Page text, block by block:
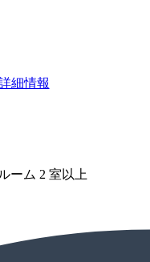
細情報
ーム 2 室以上